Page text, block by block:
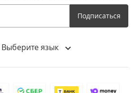
Выберите язык
Подписаться